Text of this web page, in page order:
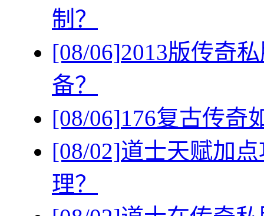
制？
[08/06]2013版传奇
备？
[08/06]176复古传奇
[08/02]道士天赋加
理？